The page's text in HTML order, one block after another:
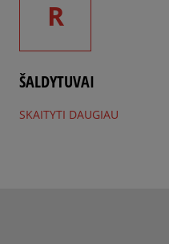
R
ŠALDYTUVAI
SKAITYTI DAUGIAU